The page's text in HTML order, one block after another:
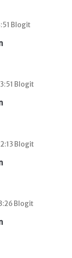
Blogit
Blogit
Blogit
Blogit